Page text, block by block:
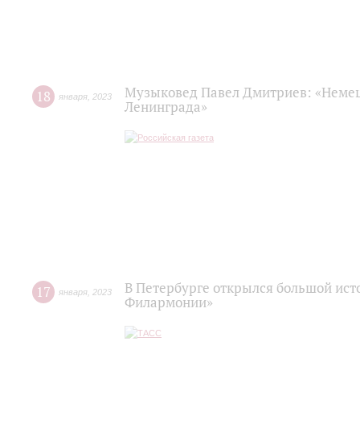
18 января 2023
Музыковед Павел Дмитриев:
Ленинграда»
17 января 2023
В Петербурге открылся большой
Филармонии»